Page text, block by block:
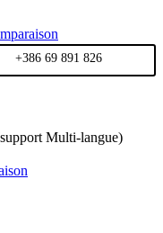
+386 69 891 826
Multi-langue)